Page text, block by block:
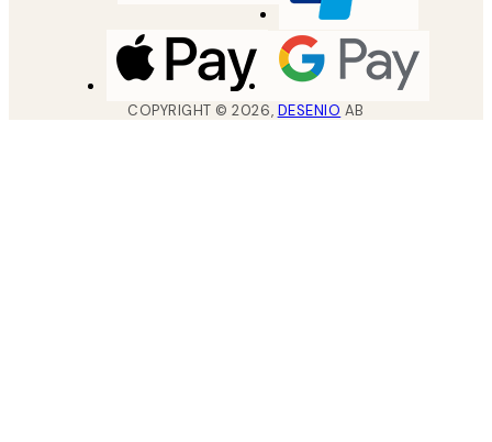
COPYRIGHT ©2026, DESENIO AB